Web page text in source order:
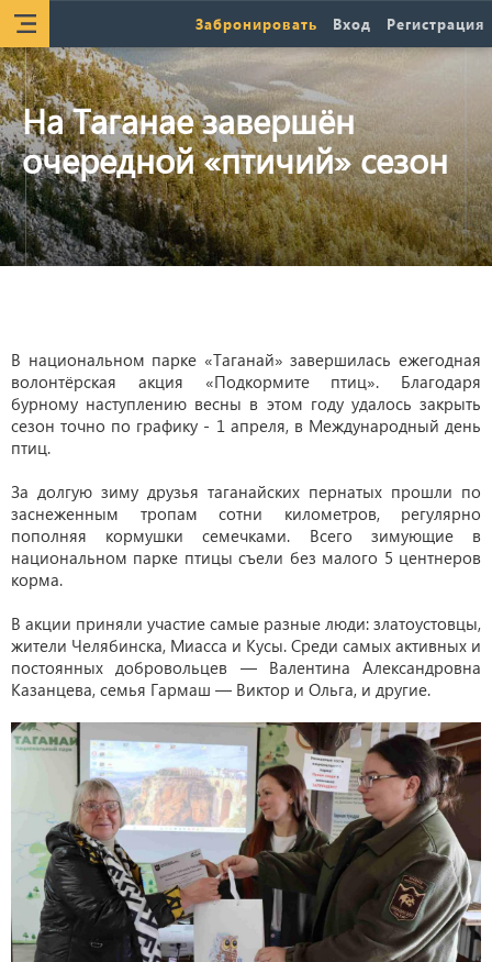
Забронировать Вход Регистрация
На Таганае завершён
очередной «птичий» сезон
В национальном парке «Таганай» завершилась ежегодная
волонтёрская акция «Подкормите птиц». Благодаря
бурному наступлению весны в этом году удалось закрыть
сезон точно по графику - 1 апреля, в Международный день
птиц.
За долгую зиму друзья таганайских пернатых прошли по
заснеженным тропам сотни километров, регулярно
пополняя кормушки семечками. Всего зимующие в
национальном парке птицы съели без малого 5 центнеров
корма.
В акции приняли участие самые разные люди: златоустовцы,
жители Челябинска, Миасса и Кусы. Среди самых активных и
постоянных добровольцев — Валентина Александровна
Казанцева, семья Гармаш — Виктор и Ольга, и другие.